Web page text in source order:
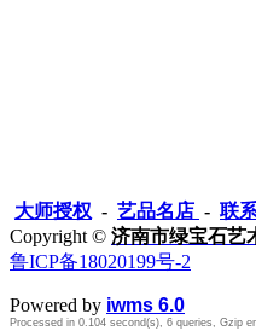
大师授权 - 艺品名店 - 联
Copyright © 济南市绿宝石艺
鲁ICP备18020199号-2
Powered by iwms 6.0
Processed in 0.104 second(s), 6 queries, Gzip